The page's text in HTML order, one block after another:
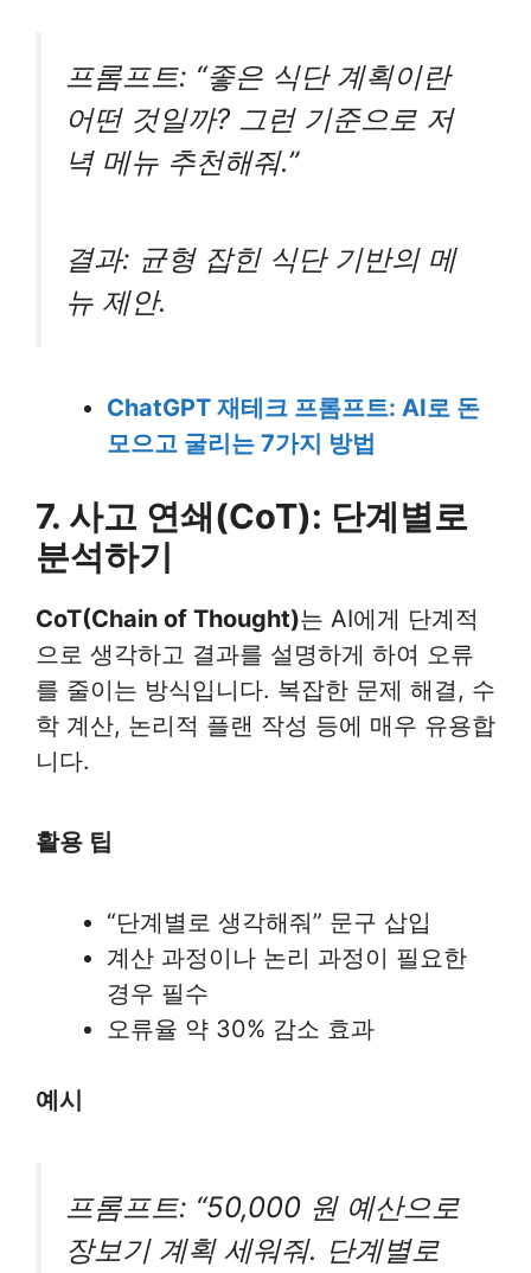
프롬프트: “좋은 식단 계획이란
어떤 것일까? 그런 기준으로 저
녁 메뉴 추천해줘.”
결과: 균형 잡힌 식단 기반의 메
뉴 제안.
ChatGPT 재테크 프롬프트: AI로 돈
모으고 굴리는 7가지 방법
7. 사고 연쇄(CoT): 단계별로
분석하기
CoT(Chain of Thought)는 AI에게 단계적
으로 생각하고 결과를 설명하게 하여 오류
를 줄이는 방식입니다. 복잡한 문제 해결, 수
학 계산, 논리적 플랜 작성 등에 매우 유용합
니다.
활용 팁
“단계별로 생각해줘” 문구 삽입
계산 과정이나 논리 과정이 필요한
경우 필수
오류율 약 30% 감소 효과
예시
프롬프트: “50,000 원 예산으로
장보기 계획 세워줘. 단계별로